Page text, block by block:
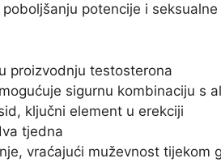
potencije i
proizvodnju testosterona
sigurnu kombinaciju s
ključni element u erekciji
tjedna
vraćajući muževnost tijekom